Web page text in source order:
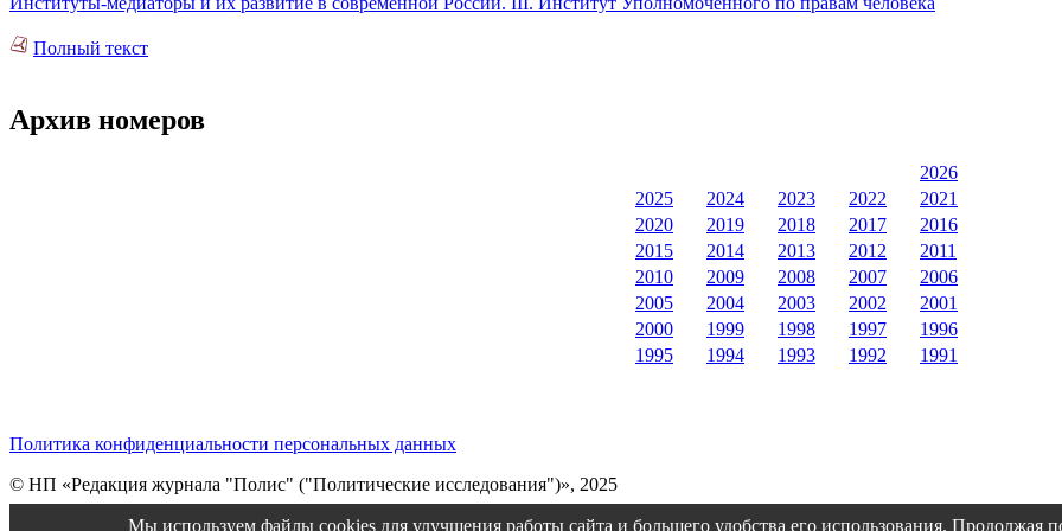
Полный текст
Архив номеров
2026
2025
2024 2023 2022
2021
2020
2019 2018 2017
2016
2015
2014 2013 2012
2011
2010
2009 2008 2007
2006
2005
2004 2003 2002
2001
2000
1999 1998 1997
1996
1995
1994 1993 1992 1991
Политика конфиденциальности персональных данных
© НП «Редакция журнала "Полис" ("Политические исследования")», 2025
Cтарая версия сайтаМы используем файлы cookies для улучшения работы сайта и большего удобства его использования.